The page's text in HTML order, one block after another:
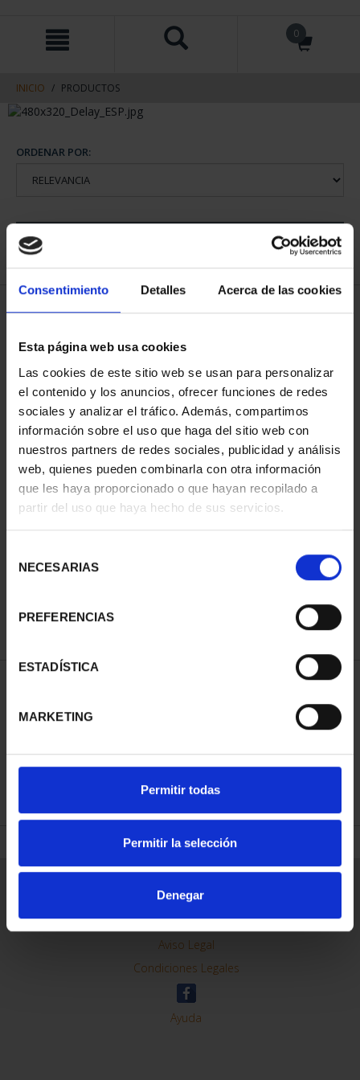
Consentimiento Detalles Acerca de las cookies
Esta página web usa cookies
Las cookies de este sitio web se usan para personalizar
el contenido y los anuncios, ofrecer funciones de redes
sociales y analizar el tráfico. Además, compartimos
información sobre el uso que haga del sitio web con
nuestros partners de redes sociales, publicidad y análisis
web, quienes pueden combinarla con otra información
que les haya proporcionado o que hayan recopilado a
partir del uso que haya hecho de sus servicios.
NECESARIAS
PREFERENCIAS
ESTADÍSTICA
MARKETING
Permitir todas
Permitir la selección
Denegar
contenido
navegacin
0
INICIO PRODUCTOS
ORDENAR POR:
1 Productos encontrados
73,00 €
REFINAR
Contacto
Preguntas Frequentes (FAQs)
Aviso Legal
Condiciones Legales
Ayuda